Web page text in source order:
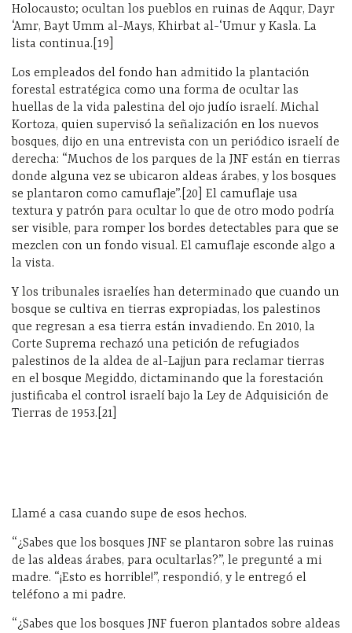
Holocausto; ocultan los pueblos en ruinas de Aqqur, Dayr
‘Amr, Bayt Umm al-Mays, Khirbat al-‘Umur y Kasla. La
lista continua.[19]
Los empleados del fondo han admitido la plantación
forestal estratégica como una forma de ocultar las
huellas de la vida palestina del ojo judío israelí. Michal
Kortoza, quien supervisó la señalización en los nuevos
bosques, dijo en una entrevista con un periódico israelí de
derecha: “Muchos de los parques de la JNF están en tierras
donde alguna vez se ubicaron aldeas árabes, y los bosques
se plantaron como camuflaje”.[20] El camuflaje usa
textura y patrón para ocultar lo que de otro modo podría
ser visible, para romper los bordes detectables para que se
mezclen con un fondo visual. El camuflaje esconde algo a
la vista.
Y los tribunales israelíes han determinado que cuando un
bosque se cultiva en tierras expropiadas, los palestinos
que regresan a esa tierra están invadiendo. En 2010, la
Corte Suprema rechazó una petición de refugiados
palestinos de la aldea de al-Lajjun para reclamar tierras
en el bosque Megiddo, dictaminando que la forestación
justificaba el control israelí bajo la Ley de Adquisición de
Tierras de 1953.[21]
Llamé a casa cuando supe de esos hechos.
“¿Sabes que los bosques JNF se plantaron sobre las ruinas
de las aldeas árabes, para ocultarlas?”, le pregunté a mi
madre. “¡Esto es horrible!”, respondió, y le entregó el
teléfono a mi padre.
“¿Sabes que los bosques JNF fueron plantados sobre aldeas